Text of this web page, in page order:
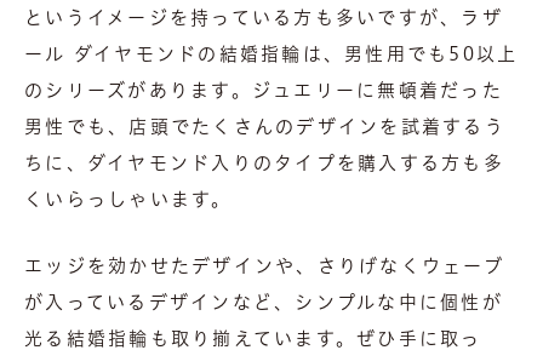
というイメージを持っている方も多いですが、ラザ
ール ダイヤモンドの結婚指輪は、男性用でも50以上
のシリーズがあります。ジュエリーに無頓着だった
男性でも、店頭でたくさんのデザインを試着するう
ちに、ダイヤモンド入りのタイプを購入する方も多
くいらっしゃいます。
エッジを効かせたデザインや、さりげなくウェーブ
が入っているデザインなど、シンプルな中に個性が
光る結婚指輪も取り揃えています。ぜひ手に取っ